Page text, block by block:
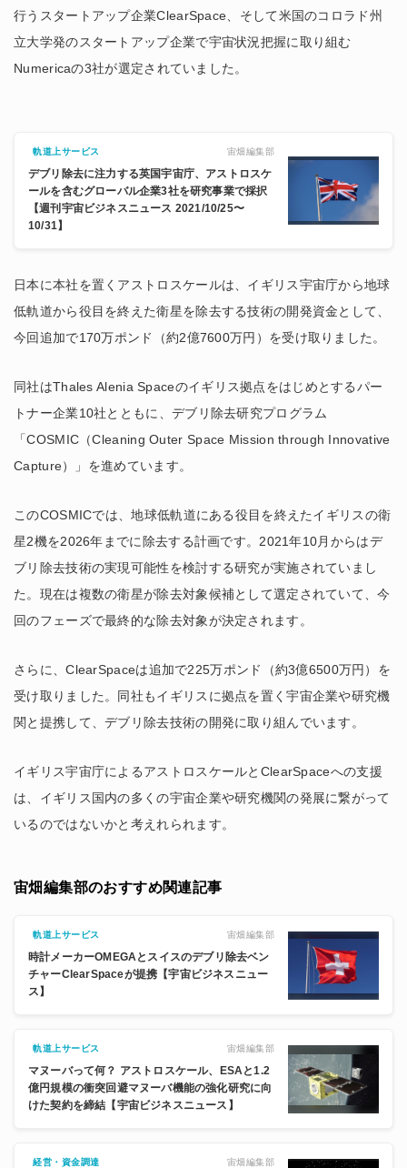
行うスタートアップ企業ClearSpace、そして米国のコロラド州
立大学発のスタートアップ企業で宇宙状況把握に取り組む
Numericaの3社が選定されていました。
軌道上サービス 宙畑編集部
デブリ除去に注力する英国宇宙庁、アストロスケ
ールを含むグローバル企業3社を研究事業で採択
【週刊宇宙ビジネスニュース 2021/10/25〜
10/31】
日本に本社を置くアストロスケールは、イギリス宇宙庁から地球
低軌道から役目を終えた衛星を除去する技術の開発資金として、
今回追加で170万ポンド（約2億7600万円）を受け取りました。
同社はThales Alenia Spaceのイギリス拠点をはじめとするパー
トナー企業10社とともに、デブリ除去研究プログラム
「COSMIC（Cleaning Outer Space Mission through Innovative
Capture）」を進めています。
このCOSMICでは、地球低軌道にある役目を終えたイギリスの衛
星2機を2026年までに除去する計画です。2021年10月からはデ
ブリ除去技術の実現可能性を検討する研究が実施されていまし
た。現在は複数の衛星が除去対象候補として選定されていて、今
回のフェーズで最終的な除去対象が決定されます。
さらに、ClearSpaceは追加で225万ポンド（約3億6500万円）を
受け取りました。同社もイギリスに拠点を置く宇宙企業や研究機
関と提携して、デブリ除去技術の開発に取り組んでいます。
イギリス宇宙庁によるアストロスケールとClearSpaceへの支援
は、イギリス国内の多くの宇宙企業や研究機関の発展に繋がって
いるのではないかと考えれられます。
宙畑編集部のおすすめ関連記事
軌道上サービス 宙畑編集部
時計メーカーOMEGAとスイスのデブリ除去ベン
チャーClearSpaceが提携【宇宙ビジネスニュー
ス】
軌道上サービス 宙畑編集部
マヌーバって何？ アストロスケール、ESAと1.2
億円規模の衝突回避マヌーバ機能の強化研究に向
けた契約を締結【宇宙ビジネスニュース】
経営・資金調達 宙畑編集部